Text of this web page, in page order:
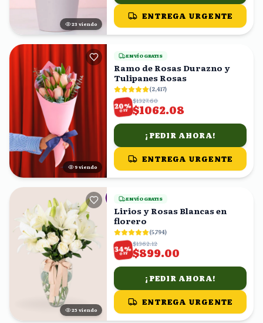
24 viendo
ENTREGA URGENTE
9 viendo
ENVÍO GRATIS
Ramo de Rosas Durazno y
Tulipanes Rosas
(2,417)
20%
OFF
$1327.60
$1062.08
¡PEDIR AHORA!
ENTREGA URGENTE
24 viendo
ENVÍO GRATIS
Lirios y Rosas Blancas en
florero
(5,794)
34%
OFF
$1362.12
$899.00
¡PEDIR AHORA!
ENTREGA URGENTE